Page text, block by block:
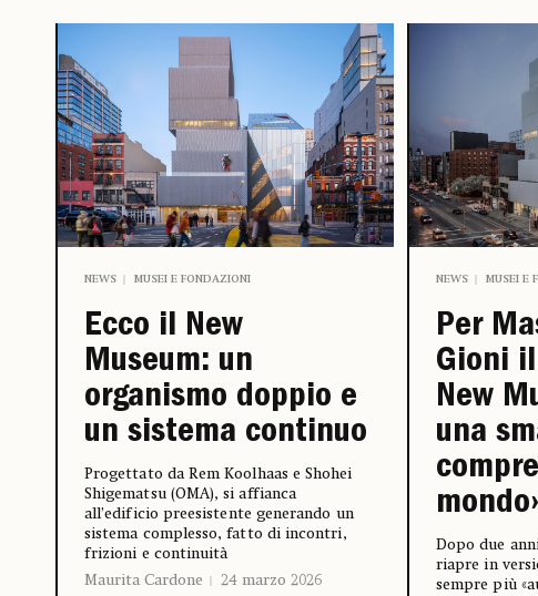
NEWS MUSEI E FONDAZIONI
Ecco il New
Museum: un
organismo doppio e
un sistema continuo
Progettato da Rem Koolhaas e Shohei
Shigematsu (OMA), si affianca
all’edificio preesistente generando un
sistema complesso, fatto di incontri,
frizioni e continuità
Maurita Cardone
24 marzo 2026
NEWS MUSEI E
Per
Gioni
New
una
Dopo due
riapre in
sempre più